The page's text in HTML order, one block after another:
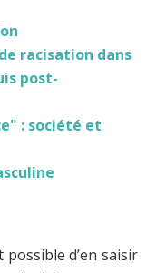
racisation dans
post-
: société et
d’en saisir